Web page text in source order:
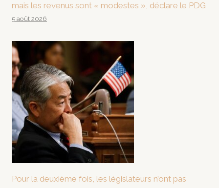
mais les revenus sont « modestes », déclare le PDG
5 août 2026
Pour la deuxième fois, les législateurs n’ont pas